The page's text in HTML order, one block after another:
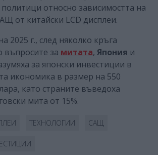
относно зависимостта на
от китайски LCD дисплеи.
2025 г., след няколко кръга
въпросите за митата, Япония и
за японски инвестиции в
икономика в размер на 550
като страните въведоха
мита от 15%.
ТЕХНОЛОГИИ САЩ